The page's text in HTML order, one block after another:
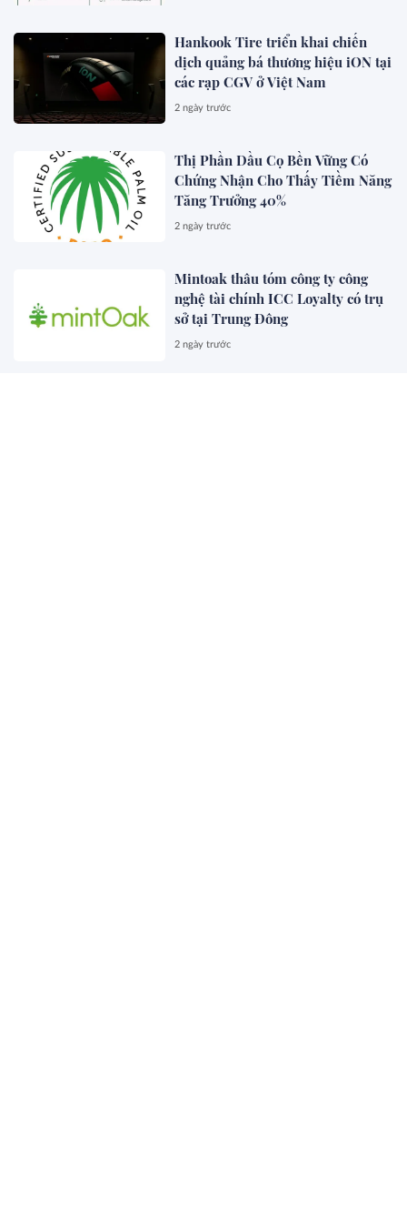
Hankook Tire triển khai chiến
dịch quảng bá thương hiệu iON tại
các rạp CGV ở Việt Nam
2 ngày trước
Thị Phần Dầu Cọ Bền Vững Có
Chứng Nhận Cho Thấy Tiềm Năng
Tăng Trưởng 40%
2 ngày trước
Mintoak thâu tóm công ty công
nghệ tài chính ICC Loyalty có trụ
sở tại Trung Đông
2 ngày trước